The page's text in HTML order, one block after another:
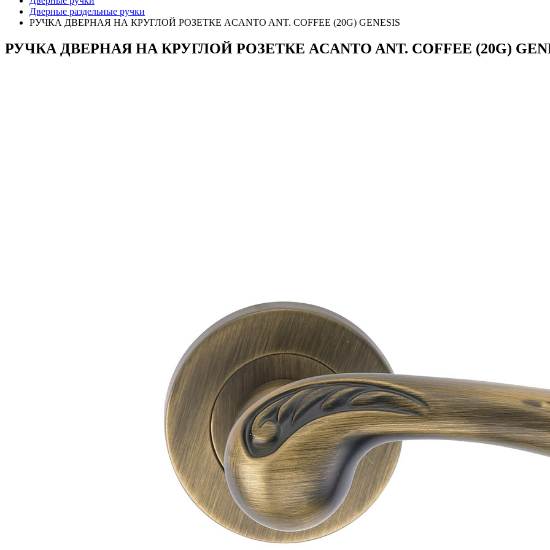
Дверные раздельные ручки
РУЧКА ДВЕРНАЯ НА КРУГЛОЙ РОЗЕТКЕ ACANTO ANT. COFFEE (20G) GENESIS
РУЧКА ДВЕРНАЯ НА КРУГЛОЙ РОЗЕТКЕ ACANTO ANT. COFFEE (20G)